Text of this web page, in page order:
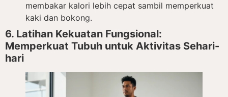
membakar kalori lebih cepat sambil memperkuat
kaki dan bokong.
6. Latihan Kekuatan Fungsional:
Memperkuat Tubuh untuk Aktivitas Sehari-
hari